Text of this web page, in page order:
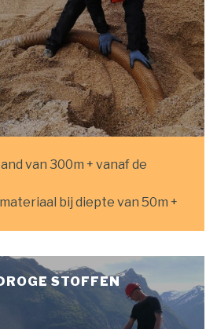
van 300m + vanaf de
bij diepte van 50m +
STOFFEN